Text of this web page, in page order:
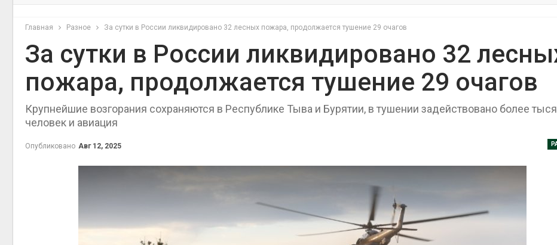
Главная Разное За сутки в России ликвидировано 32 лесных пожара, продолжается тушение 29 очагов
За сутки в России ликвидировано 32
пожара, продолжается тушение 29 очагов
Крупнейшие возгорания сохраняются в Республике Тыва и Бурятии, в тушении задействовано более
человек и авиация
Опубликовано Авг 12, 2025
В Домодедове
ликвидируют
химикатов после пожара
на складе
стоимость установки
солнечных панелей для
Панамский канал вновь
ограничивает загрузку
пресной воды
МЕГА и ВкусВилл
установили
экообменники для сбора
В горах Карачаево-
Черкесии выявили
места
краснокнижных
Учёные научили
Засуха в Индонезии